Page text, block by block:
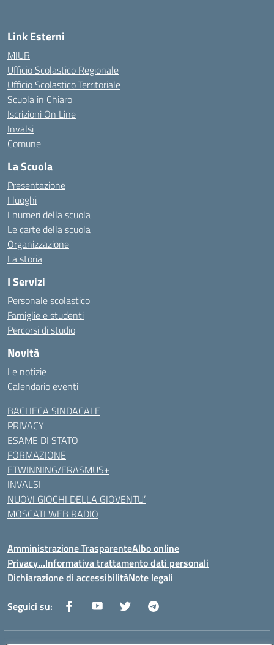
Link Esterni
MIUR
Ufficio Scolastico Regionale
Ufficio Scolastico Territoriale
Scuola in Chiaro
Iscrizioni On Line
Invalsi
Comune
La Scuola
Presentazione
I luoghi
I numeri della scuola
Le carte della scuola
Organizzazione
La storia
I Servizi
Personale scolastico
Famiglie e studenti
Percorsi di studio
Novità
Le notizie
Calendario eventi
BACHECA SINDACALE
PRIVACY
ESAME DI STATO
FORMAZIONE
ETWINNING/ERASMUS+
INVALSI
NUOVI GIOCHI DELLA GIOVENTU’
MOSCATI WEB RADIO
Amministrazione TrasparenteAlbo online
Privacy…Informativa trattamento dati personali
Dichiarazione di accessibilitàNote legali
Seguici su: